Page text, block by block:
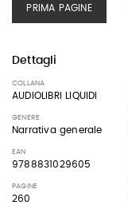
PRIMA PAGINE
Dettagli
COLLANA
AUDIOLIBRI LIQUIDI
GENERE
Narrativa generale
EAN
9788831029605
PAGINE
260